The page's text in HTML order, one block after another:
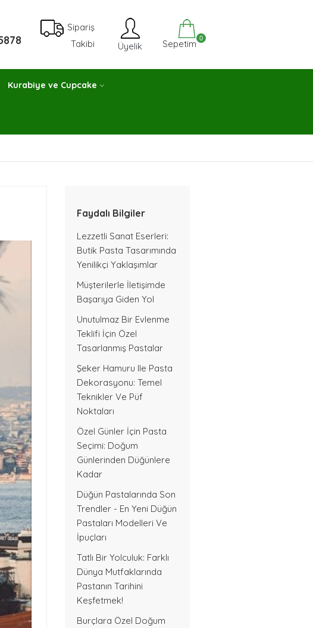
Sipariş
Takibi
Üyelik Sepetim 0
Kurabiye ve Cupcake
Faydalı Bilgiler
Lezzetli Sanat Eserleri:
Butik Pasta Tasarımında
Yenilikçi Yaklaşımlar
Müşterilerle İletişimde
Başarıya Giden Yol
Unutulmaz Bir Evlenme
Teklifi İçin Özel
Tasarlanmış Pastalar
Şeker Hamuru Ile Pasta
Dekorasyonu: Temel
Teknikler Ve Püf
Noktaları
Özel Günler İçin Pasta
Seçimi: Doğum
Günlerinden Düğünlere
Kadar
Düğün Pastalarında Son
Trendler - En Yeni Düğün
Pastaları Modelleri Ve
İpuçları
Tatlı Bir Yolculuk: Farklı
Dünya Mutfaklarında
Pastanın Tarihini
Keşfetmek!
Burçlara Özel Doğum